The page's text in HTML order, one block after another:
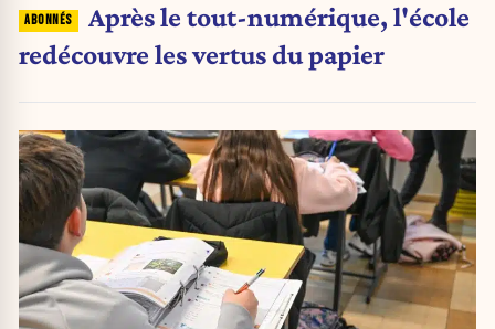
Après le tout-numérique, l'école
redécouvre les vertus du papier